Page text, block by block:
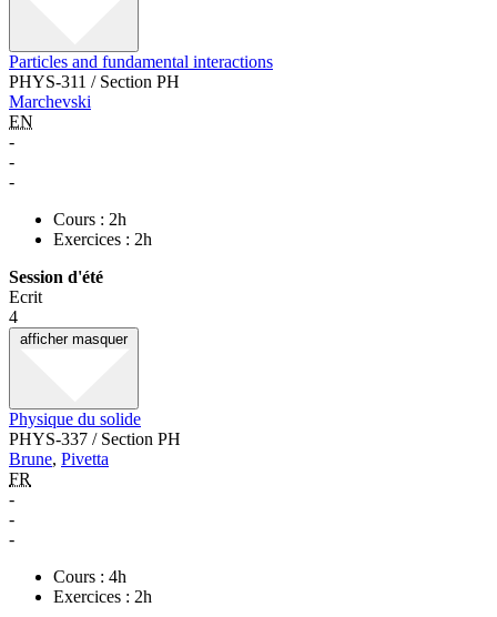
Particles and fundamental interactions
PHYS-311 / Section PH
Marchevski
EN
-
-
-
Cours : 2h
Exercices : 2h
Session d'été
Ecrit
4
afficher masquer
Physique du solide
PHYS-337 / Section PH
Brune, Pivetta
FR
-
-
-
Cours : 4h
Exercices : 2h